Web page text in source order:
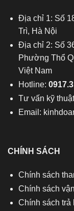
Địa chỉ 1: Số
Trì, Hà Nội
Địa chỉ 2: Số
Phường Thổ
Việt Nam
Hotline:
Tư vấn kỹ
Email:
CHÍNH SÁCH
Chính sách
Chính sách
Chính sách trả